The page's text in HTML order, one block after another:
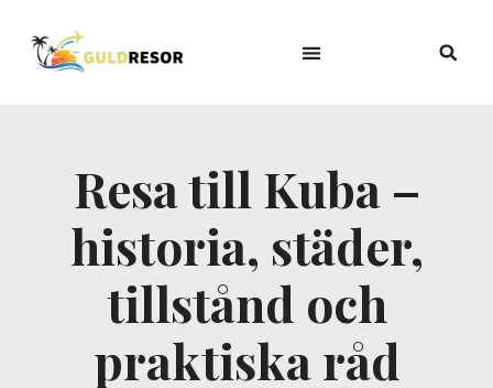
Resa till Kuba –
historia, städer,
tillstånd och
praktiska råd